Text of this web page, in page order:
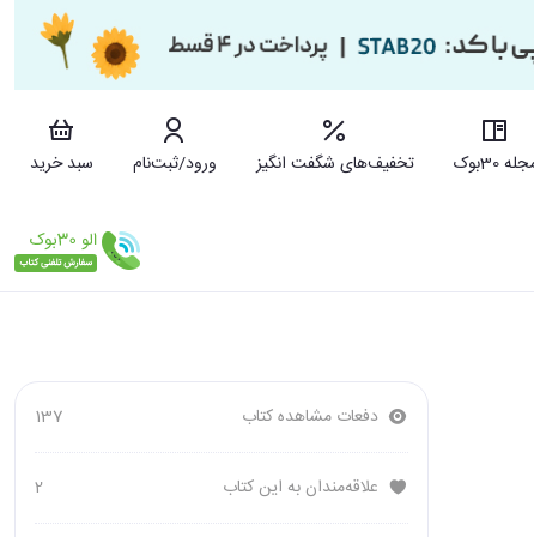
30بوک تخفیف‌های شگفت انگیز ورود/ثبت‌نام
سبد خرید
دفعات مشاهده کتاب 137
علاقه‌مندان به این کتاب 2